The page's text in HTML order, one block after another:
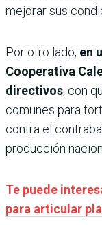
mejorar sus
Por otro lado, en
Cooperativa
directivos, con
comunes para
contra el
producción
Te puede
para articular